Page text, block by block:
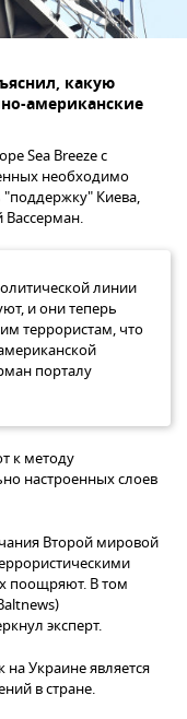
какую
американские
Sea Breeze с
необходимо
Киева,
Вассерман.
линии
и они теперь
террористам, что
порталу
к методу
настроенных слоев
Второй мировой
поощряют. В том
эксперт.
Украине является
в стране.